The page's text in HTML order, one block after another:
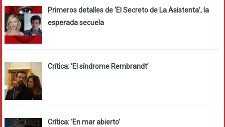
Primeros detalles de ‘El Secreto de La Asistenta’, la
esperada secuela
Crítica: ‘El síndrome Rembrandt’
Crítica: ‘En mar abierto’